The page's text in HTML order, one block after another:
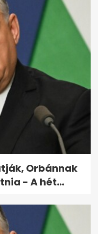
az elviteles
szerint
Orbánnak
- A hét...